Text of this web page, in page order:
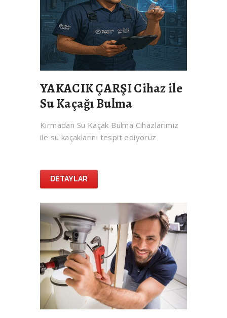
YAKACIK ÇARŞI Cihaz ile
Su Kaçağı Bulma
Kırmadan Su Kaçak Bulma Cihazlarımız
ile su kaçaklarını tespit ediyoruz
DETAYLAR